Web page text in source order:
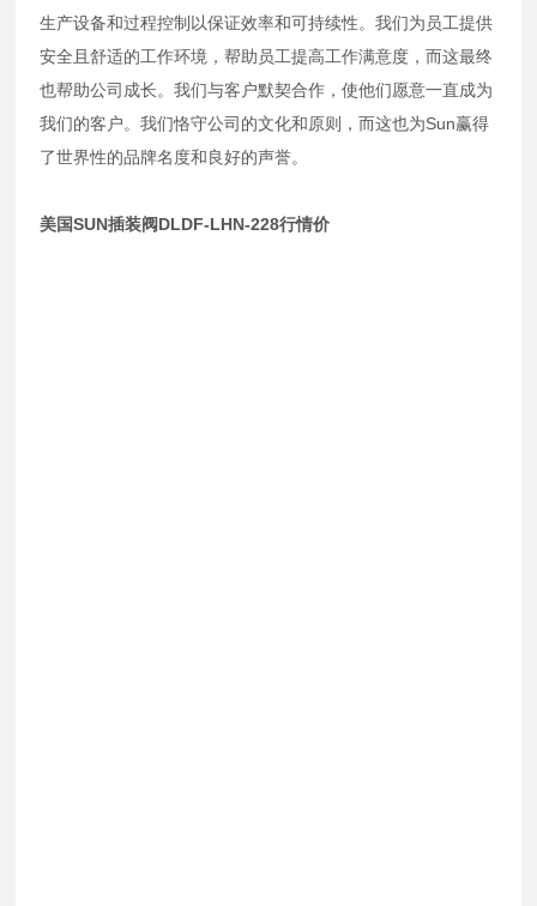
生产设备和过程控制以保证效率和可持续性。我们为员工提供
安全且舒适的工作环境，帮助员工提高工作满意度，而这最终
也帮助公司成长。我们与客户默契合作，使他们愿意一直成为
我们的客户。我们恪守公司的文化和原则，而这也为Sun赢得
了世界性的品牌名度和良好的声誉。
美国SUN插装阀DLDF-LHN-228行情价